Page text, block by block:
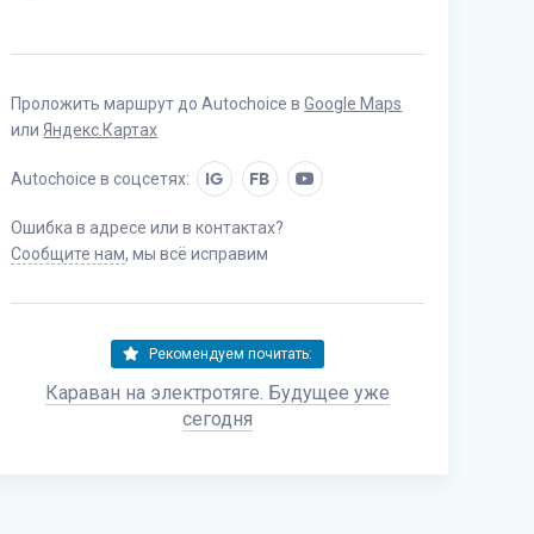
Проложить маршрут до Autochoice вGoogle Maps
илиЯндекс.Картах
Autochoice в соцсетях: IG FB
Ошибка в адресе или в контактах?
Сообщите нам, мы всё исправим
Рекомендуем почитать:
Караван на электротяге. Будущее уже
сегодня